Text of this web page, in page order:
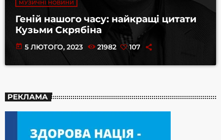
МУЗИЧНІ НОВИНИ
Геній нашого часу: найкращі цитати
Кузьми Скрябіна
today 5 ЛЮТОГО, 2023 21982 107
РЕКЛАМА